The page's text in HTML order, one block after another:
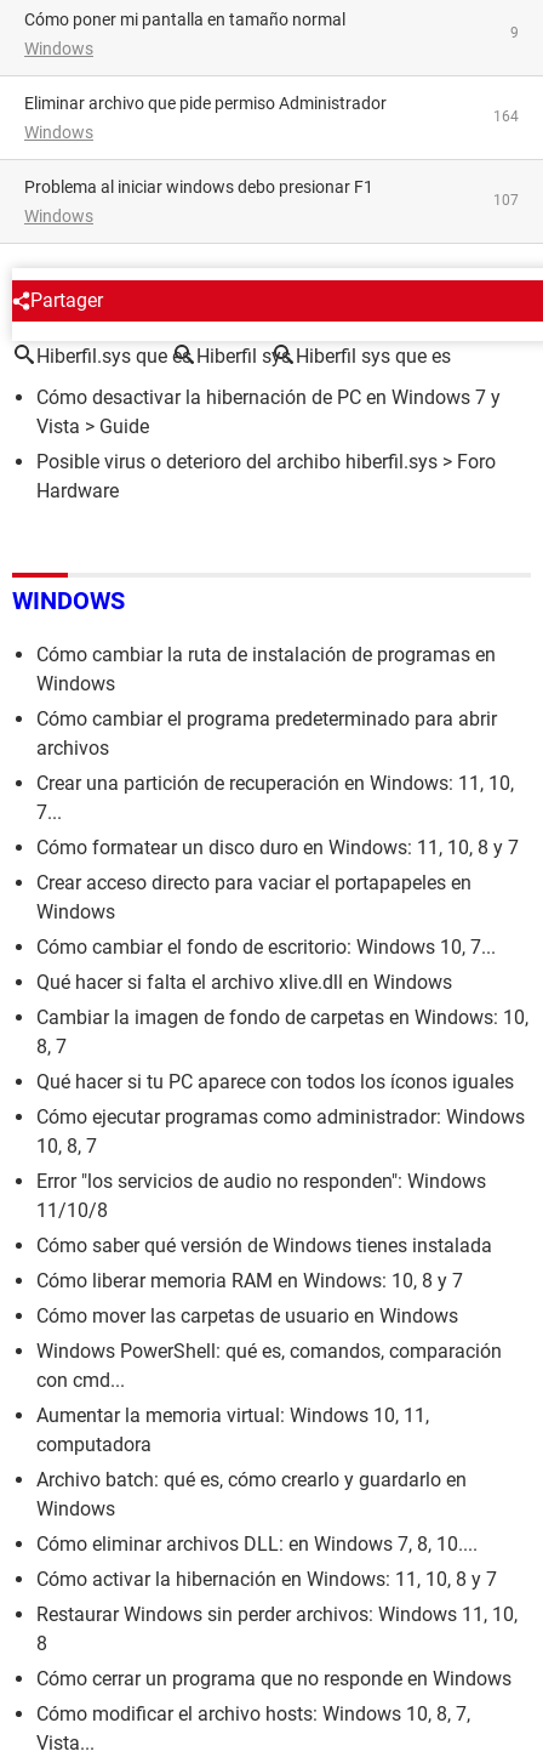
Cómo poner mi pantalla en tamaño normal
Windows
9
Eliminar archivo que pide permiso Administrador
Windows
164
Problema al iniciar windows debo presionar F1
Windows
107
Partager
ALREDEDOR DEL MISMO TEMA
Hiberfil.sys que es Hiberfil sys Hiberfil sys que es
Cómo desactivar la hibernación de PC en Windows 7 y
Vista > Guide
Posible virus o deterioro del archibo hiberfil.sys > Foro
Hardware
WINDOWS
Cómo cambiar la ruta de instalación de programas en
Windows
Cómo cambiar el programa predeterminado para abrir
archivos
Crear una partición de recuperación en Windows: 11, 10,
7...
Cómo formatear un disco duro en Windows: 11, 10, 8 y 7
Crear acceso directo para vaciar el portapapeles en
Windows
Cómo cambiar el fondo de escritorio: Windows 10, 7...
Qué hacer si falta el archivo xlive.dll en Windows
Cambiar la imagen de fondo de carpetas en Windows: 10,
8, 7
Qué hacer si tu PC aparece con todos los íconos iguales
Cómo ejecutar programas como administrador: Windows
10, 8, 7
Error "los servicios de audio no responden": Windows
11/10/8
Cómo saber qué versión de Windows tienes instalada
Cómo liberar memoria RAM en Windows: 10, 8 y 7
Cómo mover las carpetas de usuario en Windows
Windows PowerShell: qué es, comandos, comparación
con cmd...
Aumentar la memoria virtual: Windows 10, 11,
computadora
Archivo batch: qué es, cómo crearlo y guardarlo en
Windows
Cómo eliminar archivos DLL: en Windows 7, 8, 10....
Cómo activar la hibernación en Windows: 11, 10, 8 y 7
Restaurar Windows sin perder archivos: Windows 11, 10,
8
Cómo cerrar un programa que no responde en Windows
Cómo modificar el archivo hosts: Windows 10, 8, 7,
Vista...